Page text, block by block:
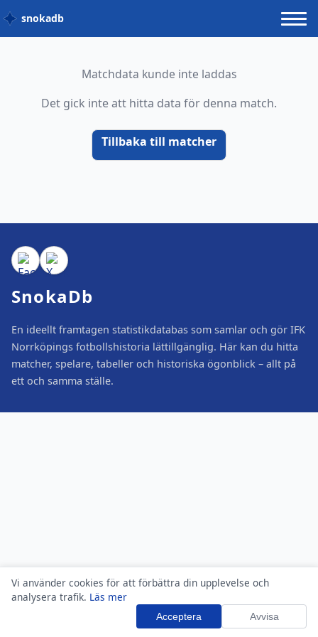
Vi använder cookies för att förbättra din upplevelse och
analysera trafik. Läs mer
Acceptera Avvisa
snokadb
Matchdata kunde inte laddas
Det gick inte att hitta data för denna match.
Tillbaka till matcher
SnokaDb
En ideellt framtagen statistikdatabas som samlar och gör IFK
Norrköpings fotbollshistoria lättillgänglig. Här kan du hitta
matcher, spelare, tabeller och historiska ögonblick – allt på
ett och samma ställe.